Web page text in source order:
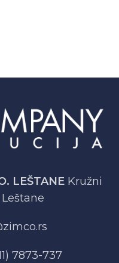
LEŠTANE Kružni
Leštane
7873-737